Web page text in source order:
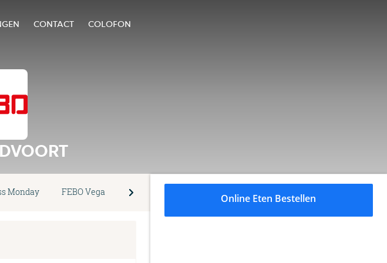
CONTACT COLOFON
Monday FEBO Vega FEBO Burgers FEBO Verse kipspecialiteiten
Online Eten Bestellen